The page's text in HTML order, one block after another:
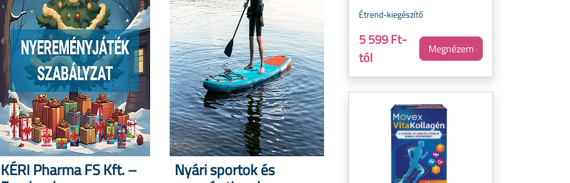
KÉRI Pharma FS Kft. – Nyári sportok és
Étrend-kiegészítő
5 599 Ft-
tól
Megnézem